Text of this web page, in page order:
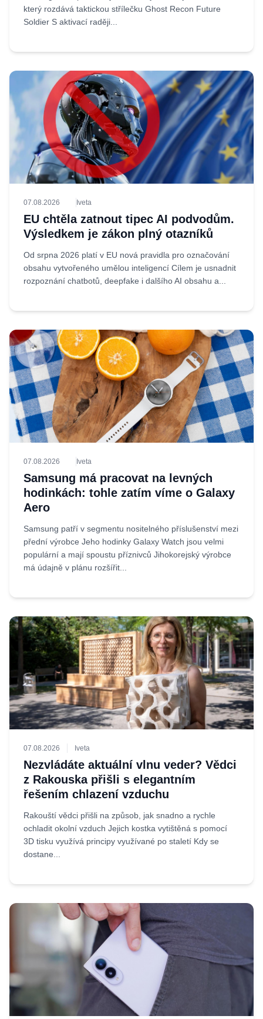
který rozdává taktickou střílečku Ghost Recon Future
Soldier S aktivací raději...
07.08.2026 Iveta
EU chtěla zatnout tipec AI podvodům.
Výsledkem je zákon plný otazníků
Od srpna 2026 platí v EU nová pravidla pro označování
obsahu vytvořeného umělou inteligencí Cílem je usnadnit
rozpoznání chatbotů, deepfake i dalšího AI obsahu a...
07.08.2026 Iveta
Samsung má pracovat na levných
hodinkách: tohle zatím víme o Galaxy
Aero
Samsung patří v segmentu nositelného příslušenství mezi
přední výrobce Jeho hodinky Galaxy Watch jsou velmi
populární a mají spoustu příznivců Jihokorejský výrobce
má údajně v plánu rozšířit...
07.08.2026 Iveta
Nezvládáte aktuální vlnu veder? Vědci
z Rakouska přišli s elegantním
řešením chlazení vzduchu
Rakouští vědci přišli na způsob, jak snadno a rychle
ochladit okolní vzduch Jejich kostka vytištěná s pomocí
3D tisku využívá principy využívané po staletí Kdy se
dostane...